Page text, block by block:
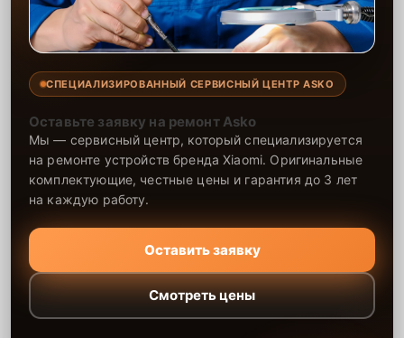
СПЕЦИАЛИЗИРОВАННЫЙ СЕРВИСНЫЙ ЦЕНТР ASKO
Оставьте заявку на ремонт Asko
Мы — сервисный центр, который специализируется
на ремонте устройств бренда Xiaomi. Оригинальные
комплектующие, честные цены и гарантия до 3 лет
на каждую работу.
Оставить заявку
Смотреть цены